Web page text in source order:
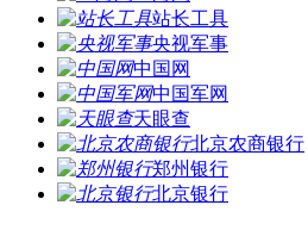
站长工具
央视军事
中国网
中国军网
天眼查
北京农商银行
郑州银行
北京银行